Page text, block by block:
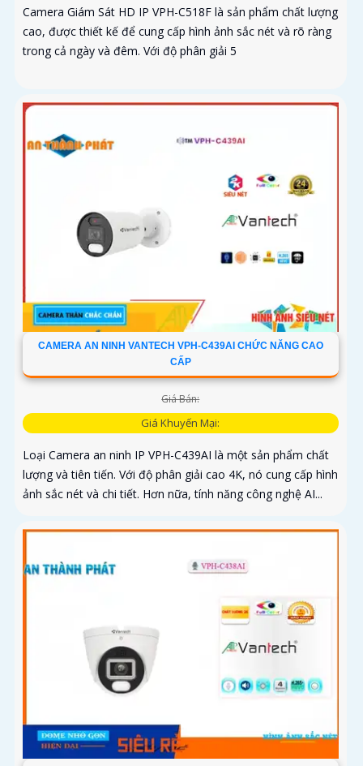
Camera Giám Sát HD IP VPH-C518F là sản phẩm chất lượng
cao, được thiết kế để cung cấp hình ảnh sắc nét và rõ ràng
trong cả ngày và đêm. Với độ phân giải 5
CAMERA AN NINH VANTECH VPH-C439AI CHỨC NĂNG CAO
CẤP
Giá Bán:
Giá Khuyến Mại:
Loại Camera an ninh IP VPH-C439AI là một sản phẩm chất
lượng và tiên tiến. Với độ phân giải cao 4K, nó cung cấp hình
ảnh sắc nét và chi tiết. Hơn nữa, tính năng công nghệ AI...